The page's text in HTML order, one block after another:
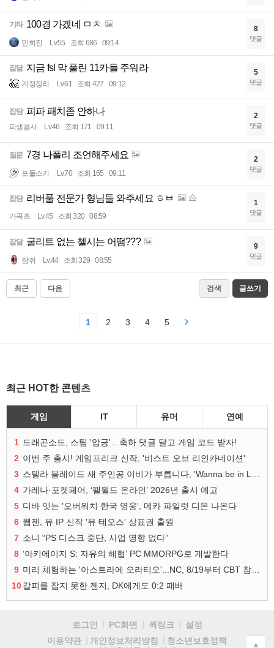
기타 100경 가겠네 ㅁㅊ
민희진 Lv.55 조회 686 09:14
8
댓글
잡담 지금 fsl 막 풀린 11카들 주워라
계정정리 Lv.61 조회 427 09:12
5
댓글
잡담 피파 패치좀 안하나
피생폼사 Lv.46 조회 171 09:11
2
댓글
질문 7경 나폴리 조언해주세요
포돌스키 Lv.70 조회 165 09:11
2
댓글
잡담 리버풀 전문가 형님들 와주세요 ㅎㅂ
가곡초 Lv.45 조회 320 08:59
1
댓글
잡담 굴리트 없는 첼시는 어떰???
잠쥐 Lv.44 조회 329 08:55
9
댓글
최근 다음 검색 글쓰기
1 2 3 4 5
최근 HOT한 콘텐츠
게임 IT 유머 연예
1 드래곤소드, 스팀 '압긍'…축하 댓글 달고 게임 코드 받자!
2 이번 주 출시! 게임프리크 신작, '비스트 오브 리인카네이션'
3
4 가레나·포켓페어, ‘팰월드 온라인’ 2026년 출시 예고
5 디바 잇는 '오버워치 한국 영웅', 메카 파일럿 디몬 나온다
6 웹젠, 뮤 IP 신작 '뮤 테오스' 상표권 출원
7 소니 “PS 디스크 중단, 사업 영향 없다”
8 ‘아키에이지 S: 자유의 해협’ PC MMORPG로 개발한다
9
10갈피를 잡지 못한 젠지, DK에게도 0:2 패배
로그인 PC화면 퀵링크
설정
이용약관
개인정보처리방침
청소년보호정책
▲